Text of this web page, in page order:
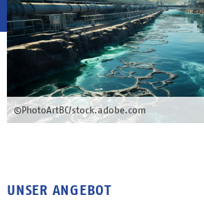
©PhotoArtBC/stock.adobe.com
UNSER ANGEBOT